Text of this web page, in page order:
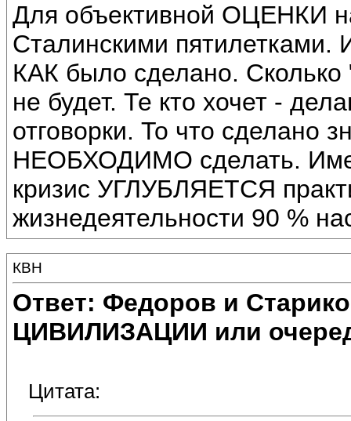
Для объективной ОЦЕНКИ
Сталинскими пятилетками.
КАК было сделано. Сколько
не будет. Те кто хочет -
отговорки. То что сделано
НЕОБХОДИМО сделать.
кризис УГЛУБЛЯЕТСЯ
жизнедеятельности 90 %
КВН
Ответ: Федоров и
ЦИВИЛИЗАЦИИ или
Цитата: